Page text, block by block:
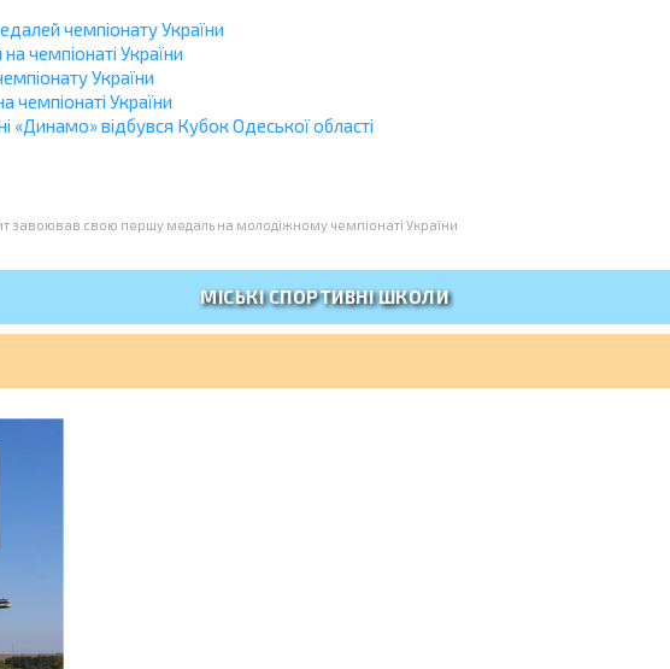
чемпіонату України
чемпіонаті України
України
України
«Динамо» відбувся Кубок Одеської області
завоював свою першу медаль на молодіжному чемпіонаті України
МІСЬКІ СПОРТИВНІ ШКОЛИ